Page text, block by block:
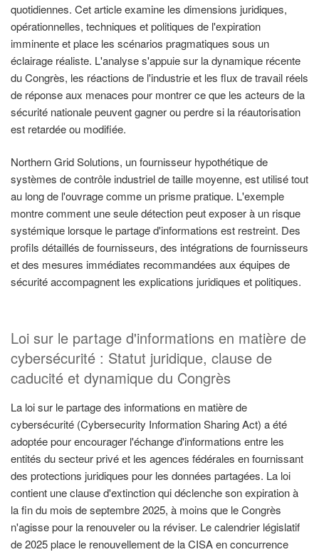
quotidiennes. Cet article examine les dimensions juridiques,
opérationnelles, techniques et politiques de l'expiration
imminente et place les scénarios pragmatiques sous un
éclairage réaliste. L'analyse s'appuie sur la dynamique récente
du Congrès, les réactions de l'industrie et les flux de travail réels
de réponse aux menaces pour montrer ce que les acteurs de la
sécurité nationale peuvent gagner ou perdre si la réautorisation
est retardée ou modifiée.
Northern Grid Solutions, un fournisseur hypothétique de
systèmes de contrôle industriel de taille moyenne, est utilisé tout
au long de l'ouvrage comme un prisme pratique. L'exemple
montre comment une seule détection peut exposer à un risque
systémique lorsque le partage d'informations est restreint. Des
profils détaillés de fournisseurs, des intégrations de fournisseurs
et des mesures immédiates recommandées aux équipes de
sécurité accompagnent les explications juridiques et politiques.
Loi sur le partage d'informations en matière de
cybersécurité : Statut juridique, clause de
caducité et dynamique du Congrès
La loi sur le partage des informations en matière de
cybersécurité (Cybersecurity Information Sharing Act) a été
adoptée pour encourager l'échange d'informations entre les
entités du secteur privé et les agences fédérales en fournissant
des protections juridiques pour les données partagées. La loi
contient une clause d'extinction qui déclenche son expiration à
la fin du mois de septembre 2025, à moins que le Congrès
n'agisse pour la renouveler ou la réviser. Le calendrier législatif
de 2025 place le renouvellement de la CISA en concurrence